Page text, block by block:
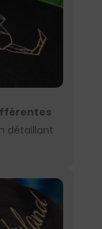
détaillant